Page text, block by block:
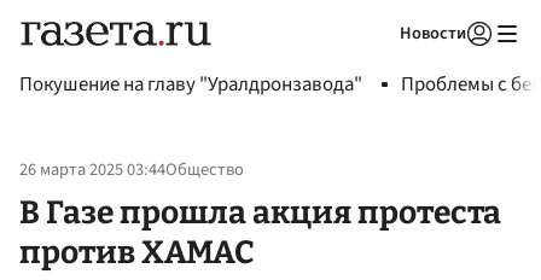
Новости
Покушение на главу "Уралдронзавода" Проблемы с
26 марта 2025 03:44Общество
В Газе прошла акция протеста
против ХАМАС